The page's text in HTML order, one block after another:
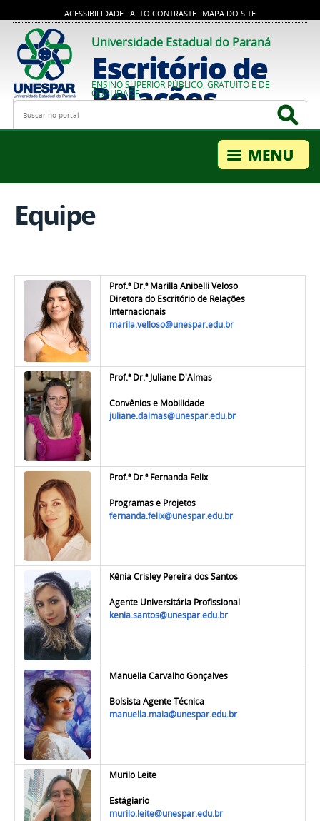
ACESSIBILIDADE ALTO CONTRASTE MAPA DO SITE
Universidade Estadual do Paraná
Escritório de
Relações
Internacionais
ENSINO SUPERIOR PÚBLICO, GRATUITO E DE
QUALIDADE
Busca
Equipe
Prof.ª Dr.ªMarilla Anibelli Veloso
Diretora do Escritório de Relações
Internacionais
marila.velloso@unespar.edu.br
Prof.ª Dr.ª Juliane D'Almas
Convênios e Mobilidade
juliane.dalmas@unespar.edu.br
Prof.ª Dr.ªFernanda Felix
Programas e Projetos
fernanda.felix@unespar.edu.br
Kênia Crisley Pereira dos Santos
Agente Universitária Profissional
kenia.santos@unespar.edu.br
Manuella Carvalho Gonçalves
Bolsista Agente Técnica
manuella.maia@unespar.edu.br
Murilo Leite
Estágiario
murilo.leite@unespar.edu.br